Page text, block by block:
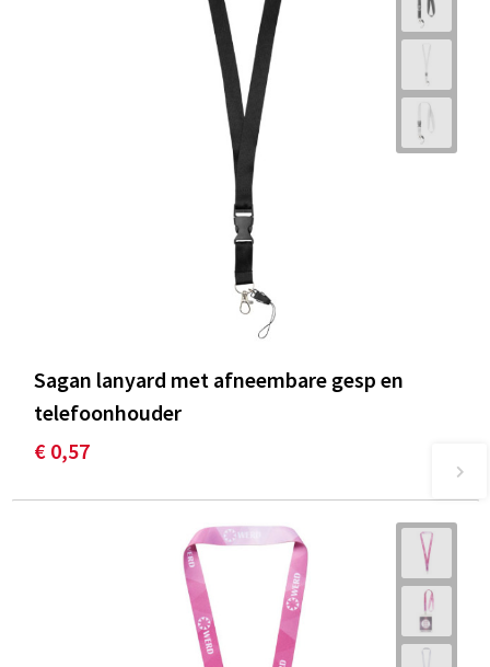
Sagan lanyard met afneembare gesp en
telefoonhouder
€ 0,57